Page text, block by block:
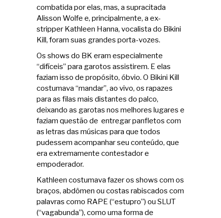
combatida por elas, mas, a supracitada
Alisson Wolfe e, principalmente, a ex-
stripper Kathleen Hanna, vocalista do Bikini
Kill, foram suas grandes porta-vozes.
Os shows do BK eram especialmente
“difíceis” para garotos assistirem. E elas
faziam isso de propósito, óbvio. O Bikini Kill
costumava “mandar”, ao vivo, os rapazes
para as filas mais distantes do palco,
deixando as garotas nos melhores lugares e
faziam questão de entregar panfletos com
as letras das músicas para que todos
pudessem acompanhar seu conteúdo, que
era extremamente contestador e
empoderador.
Kathleen costumava fazer os shows com os
braços, abdômen ou costas rabiscados com
palavras como RAPE (“estupro”) ou SLUT
(“vagabunda”), como uma forma de